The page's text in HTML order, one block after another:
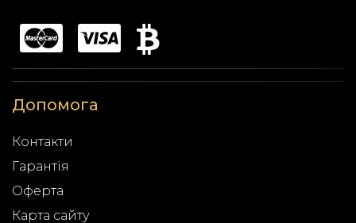
Допомога
Контакти
Гарантія
Оферта
Карта сайту